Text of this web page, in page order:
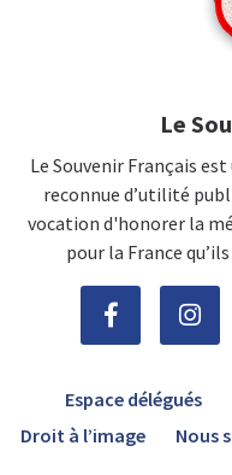
Le
Le Souvenir Français
reconnue d’utilité
vocation d'honorer la
pour la France
Espace délégués
Droit à l’image
Nous